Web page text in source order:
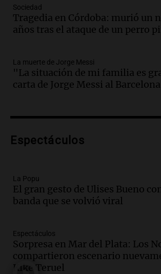
Audio.
argentino regresa al país
con Brasil
Audio.Bomberos asisten a
con fractura de tobillo en
Rosa
Episodios
investigación internacional
Episodios
Audio.Suspenden descuento
aumentan tarifas del SUBTE
Episodios
Audio.Kicillof critica la
financiera y el aumento de la
Sociedad
Tragedia en Córdoba: murió un
años tras el ataque de un perro
La muerte de Jorge Messi
"La situación de mi familia es
carta de Jorge Messi al
Espectáculos
La Popu
El gran gesto de Ulises Bueno
banda que se volvió viral
Espectáculos
Sorpresa en Mar del Plata: Los
compartieron escenario
Kike Teruel